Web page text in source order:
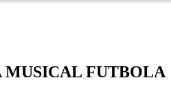
MUSICAL FUTBOLA